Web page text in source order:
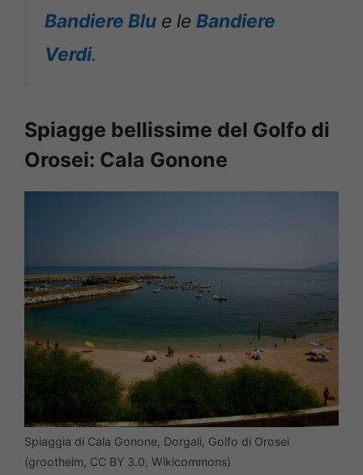
Bandiere Blu e le Bandiere
Verdi.
Spiagge bellissime del Golfo di
Orosei: Cala Gonone
Spiaggia di Cala Gonone, Dorgali, Golfo di Orosei
(groothelm, CC BY 3.0, Wikicommons)